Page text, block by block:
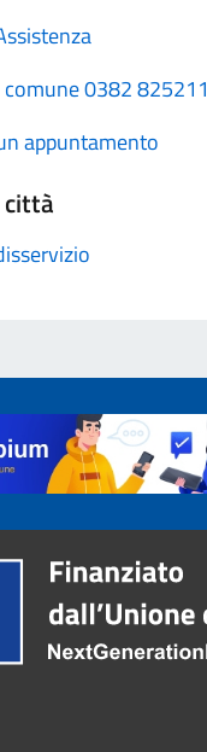
comune 0382 825211
appuntamento
città